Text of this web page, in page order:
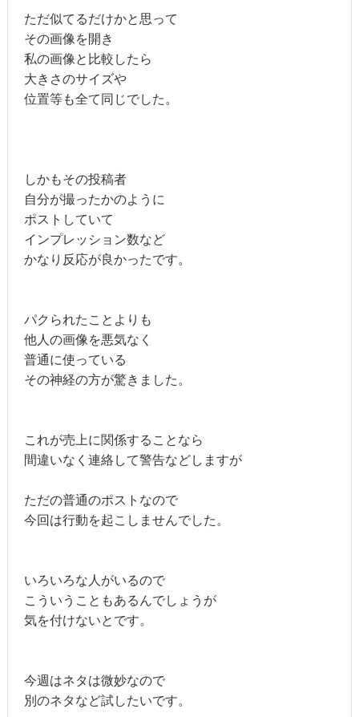
ただ似てるだけかと思って
その画像を開き
私の画像と比較したら
大きさのサイズや
位置等も全て同じでした。
しかもその投稿者
自分が撮ったかのように
ポストしていて
インプレッション数など
かなり反応が良かったです。
パクられたことよりも
他人の画像を悪気なく
普通に使っている
その神経の方が驚きました。
これが売上に関係することなら
間違いなく連絡して警告などしますが
ただの普通のポストなので
今回は行動を起こしませんでした。
いろいろな人がいるので
こういうこともあるんでしょうが
気を付けないとです。
今週はネタは微妙なので
別のネタなど試したいです。